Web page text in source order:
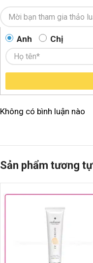
Anh Chị
Không có bình luận nào
Sản phẩm tương tự